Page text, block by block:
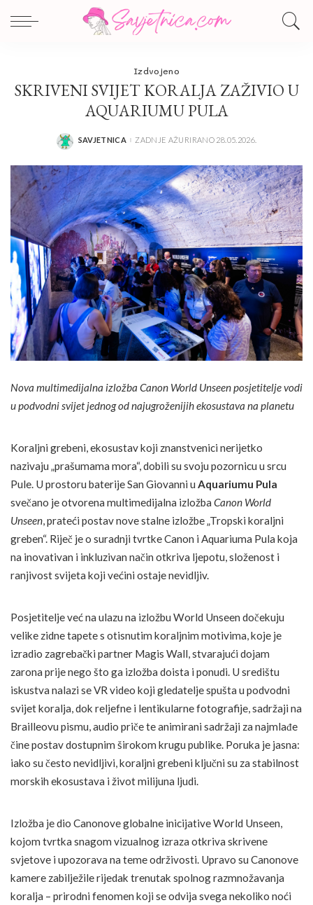
Izdvojeno
SKRIVENI SVIJET KORALJA ZAŽIVIO U
AQUARIUMU PULA
POSTED
SAVJETNICA ZADNJE AŽURIRANO 28.05.2026.
Nova multimedijalna izložba Canon World Unseen posjetitelje vodi
u podvodni svijet jednog od najugroženijih ekosustava na planetu
Koraljni grebeni, ekosustav koji znanstvenici nerijetko
nazivaju „prašumama mora“, dobili su svoju pozornicu u srcu
Pule. U prostoru baterije San Giovanni u Aquariumu Pula
svečano je otvorena multimedijalna izložba Canon World
Unseen, prateći postav nove stalne izložbe „Tropski koraljni
greben“. Riječ je o suradnji tvrtke Canon i Aquariuma Pula koja
na inovativan i inkluzivan način otkriva ljepotu, složenost i
ranjivost svijeta koji većini ostaje nevidljiv.
Posjetitelje već na ulazu na izložbu World Unseen dočekuju
velike zidne tapete s otisnutim koraljnim motivima, koje je
izradio zagrebački partner Magis Wall, stvarajući dojam
zarona prije nego što ga izložba doista i ponudi. U središtu
iskustva nalazi se VR video koji gledatelje spušta u podvodni
svijet koralja, dok reljefne i lentikularne fotografije, sadržaji na
Brailleovu pismu, audio priče te animirani sadržaji za najmlađe
čine postav dostupnim širokom krugu publike. Poruka je jasna:
iako su često nevidljivi, koraljni grebeni ključni su za stabilnost
morskih ekosustava i život milijuna ljudi.
Izložba je dio Canonove globalne inicijative World Unseen,
kojom tvrtka snagom vizualnog izraza otkriva skrivene
svjetove i upozorava na teme održivosti. Upravo su Canonove
kamere zabilježile rijedak trenutak spolnog razmnožavanja
koralja – prirodni fenomen koji se odvija svega nekoliko noći